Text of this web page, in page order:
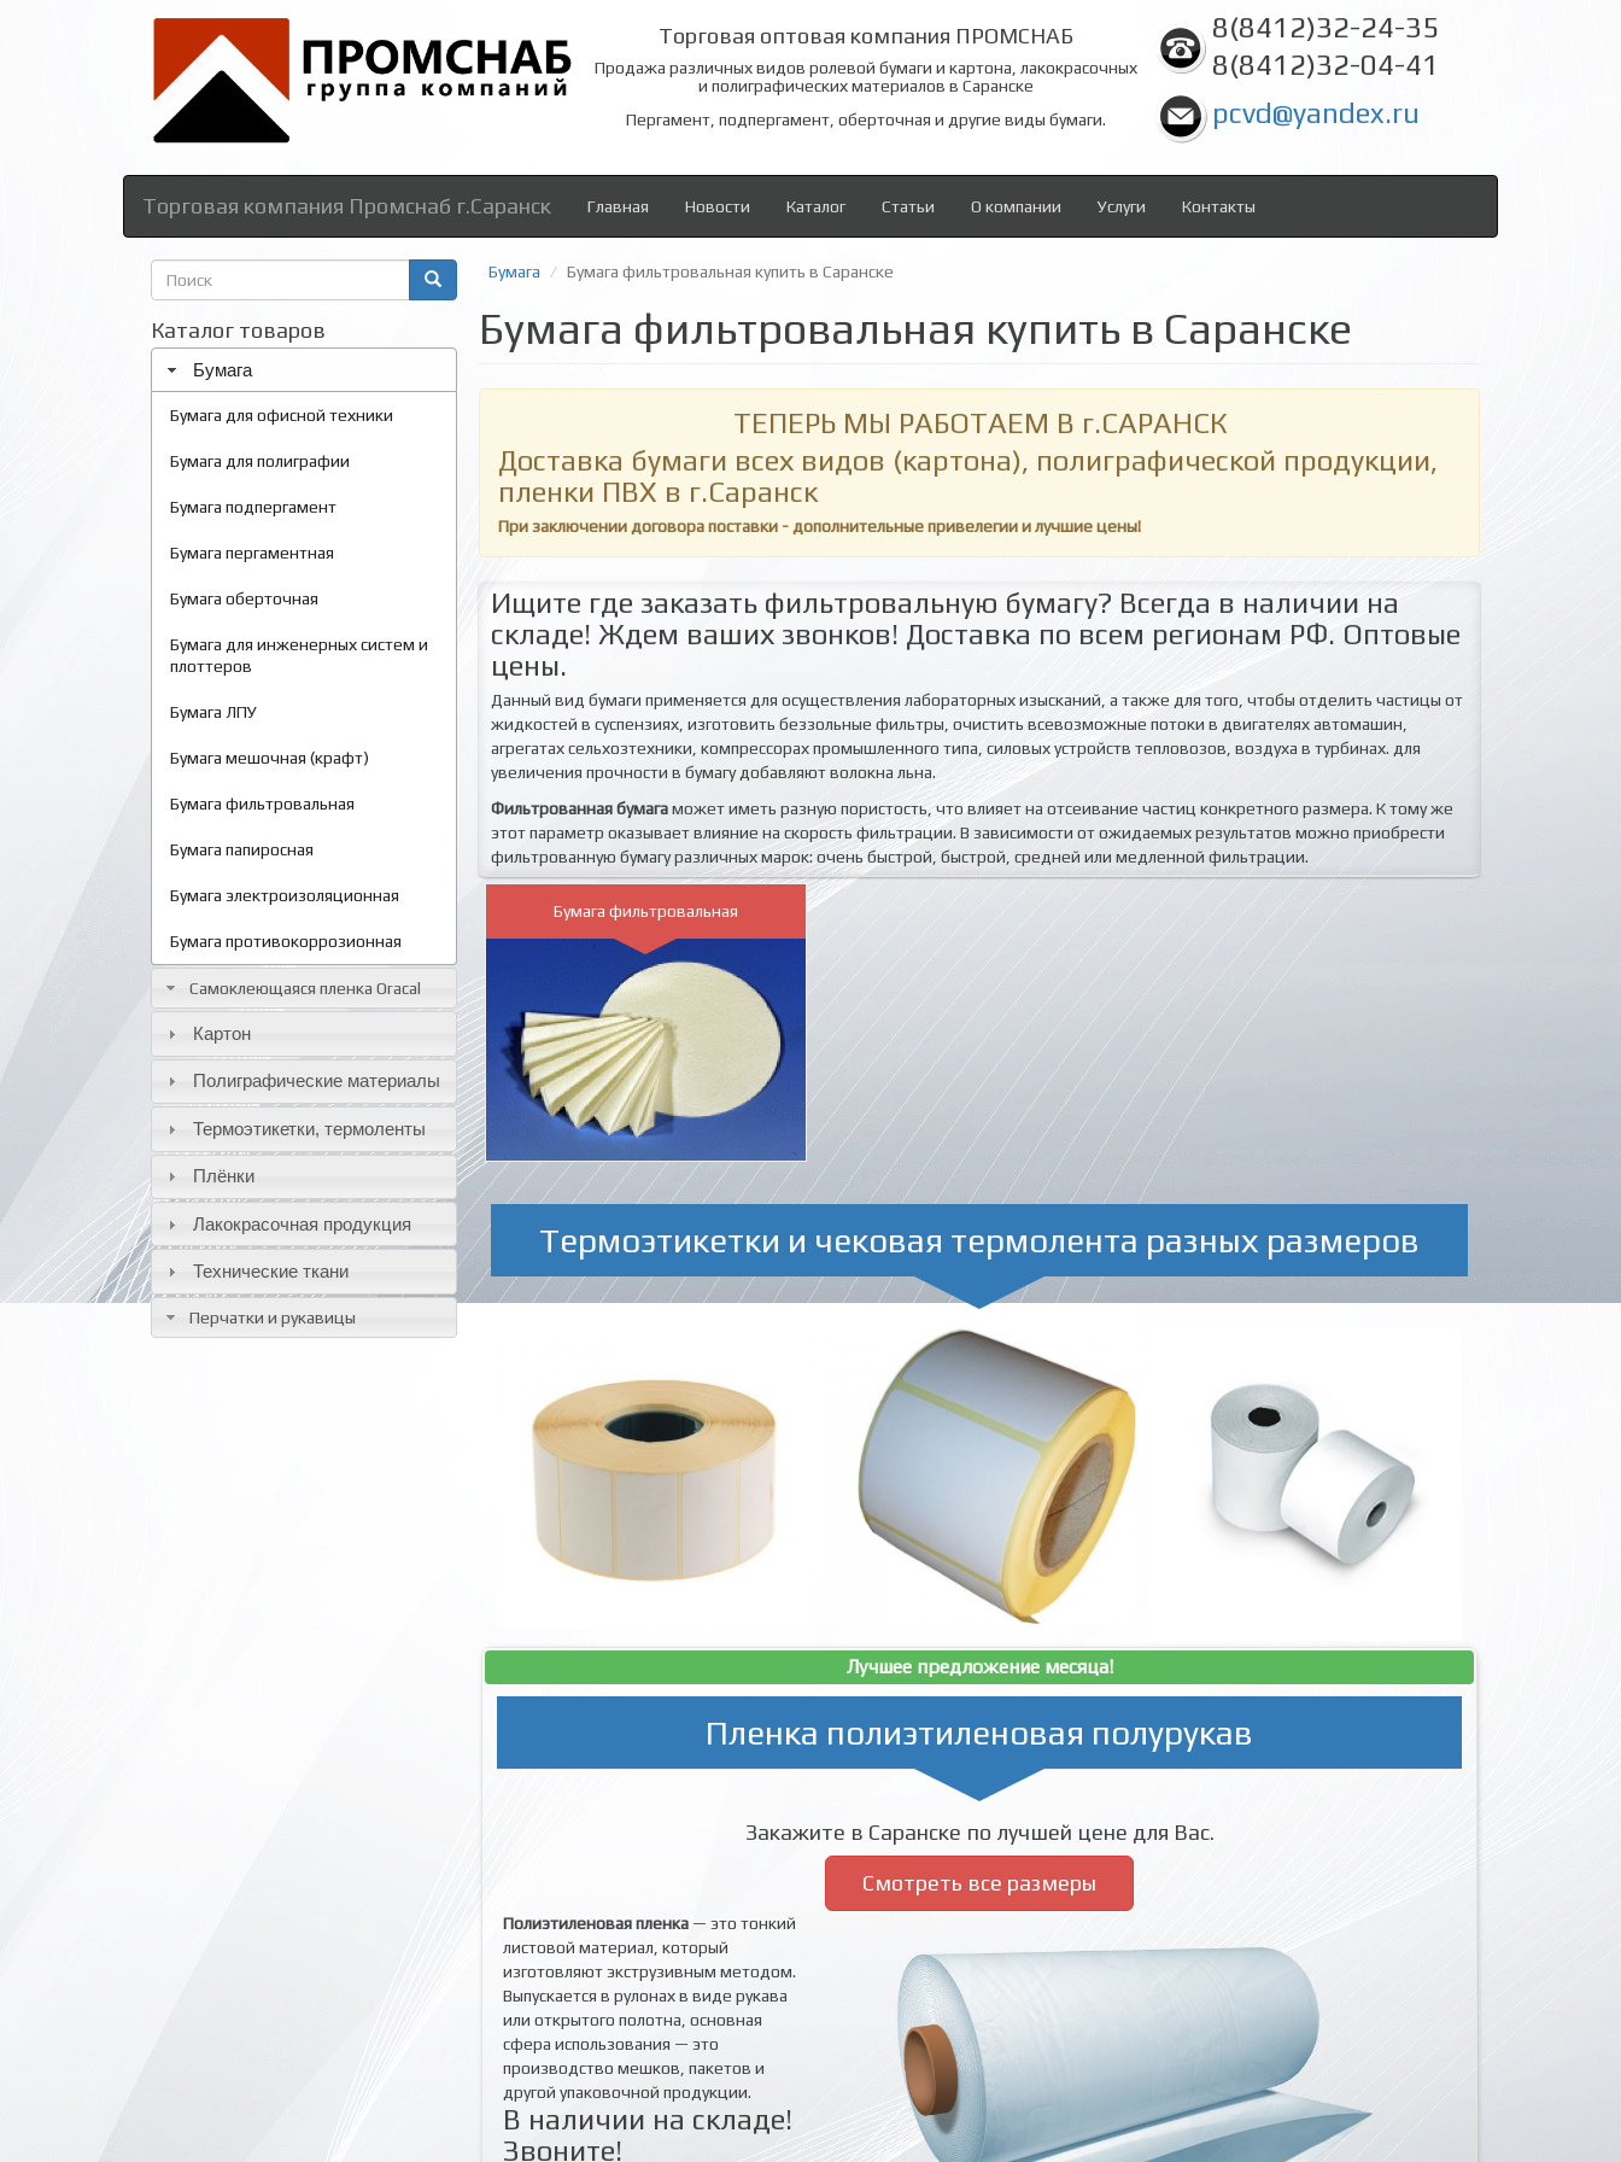
Торговая оптовая компания ПРОМСНАБ
Продажа различных видов ролевой бумаги и картона, лакокрасочных
и полиграфических материалов в Саранске
Пергамент, подпергамент, оберточная и другие виды бумаги.
8(8412)32-24-35
8(8412)32-04-41
pcvd@yandex.ru
Торговая компания Промснаб г.Саранск Главная Новости Каталог Статьи О компании Услуги Контакты
Форма
поиска
Каталог товаров
Бумага
Бумага для офисной техники
Бумага для полиграфии
Бумага подпергамент
Бумага пергаментная
Бумага оберточная
Бумага для инженерных систем и
плоттеров
Бумага ЛПУ
Бумага мешочная (крафт)
Бумага фильтровальная
Бумага папиросная
Бумага электроизоляционная
Бумага противокоррозионная
Самоклеющаяся пленка Oracal
Картон
Полиграфические материалы
Термоэтикетки, термоленты
Плёнки
Лакокрасочная продукция
Технические ткани
Перчатки и рукавицы
Бумага Бумага фильтровальная купить в Саранске
Бумага фильтровальная купить в Саранске
ТЕПЕРЬ МЫ РАБОТАЕМ В г.САРАНСК
Доставка бумаги всех видов (картона), полиграфической продукции,
пленки ПВХ в г.Саранск
При заключении договора поставки - дополнительные привелегии и лучшие цены!
Ищите где заказать фильтровальную бумагу? Всегда в наличии на
складе! Ждем ваших звонков! Доставка по всем регионам РФ. Оптовые
цены.
Данный вид бумаги применяется для осуществления лабораторных изысканий, а также для того, чтобы отделить частицы от
жидкостей в суспензиях, изготовить беззольные фильтры, очистить всевозможные потоки в двигателях автомашин,
агрегатах сельхозтехники, компрессорах промышленного типа, силовых устройств тепловозов, воздуха в турбинах. для
увеличения прочности в бумагу добавляют волокна льна.
Фильтрованная бумагаможет иметь разную пористость, что влияет на отсеивание частиц конкретного размера. К тому же
этот параметр оказывает влияние на скорость фильтрации. В зависимости от ожидаемых результатов можно приобрести
фильтрованную бумагу различных марок: очень быстрой, быстрой, средней или медленной фильтрации.
Бумага фильтровальная
Термоэтикетки и чековая термолента разных размеров
Лучшее предложение месяца!
Пленка полиэтиленовая полурукав
Закажите в Саранске по лучшей цене для Вас.
Смотреть все размеры
Полиэтиленовая пленка — это тонкий
листовой материал, который
изготовляют экструзивным методом.
Выпускается в рулонах в виде рукава
или открытого полотна, основная
сфера использования — это
производство мешков, пакетов и
другой упаковочной продукции.
В наличии на складе!
Звоните!